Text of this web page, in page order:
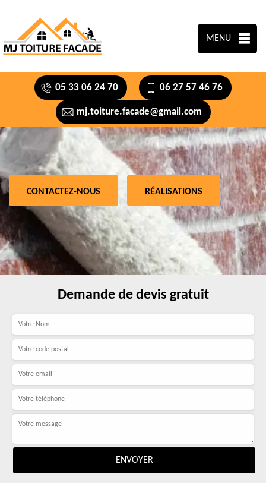
MENU
05 33 06 24 70 06 27 57 46 76
mj.toiture.facade@gmail.com
CONTACTEZ-NOUS RÉALISATIONS
Demande de devis gratuit